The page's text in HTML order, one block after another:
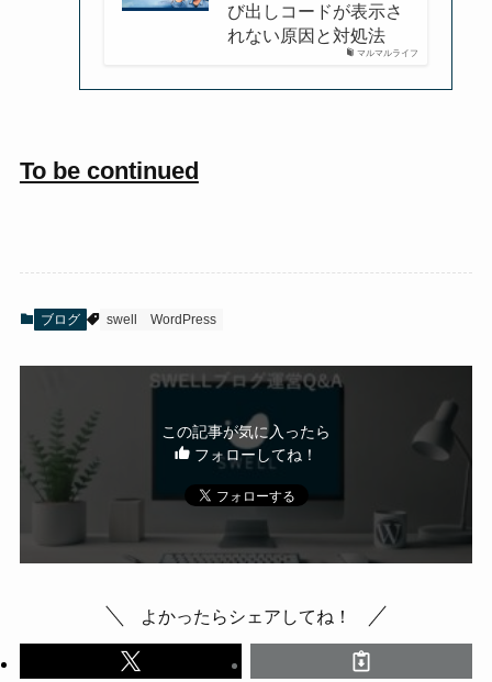
マルマルライフ
び出しコードが表示さ
れない原因と対処法
To be continued
ブログ swell WordPress
この記事が気に入ったら
フォローしてね！
よかったらシェアしてね！